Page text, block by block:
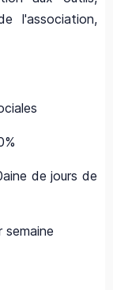
l'association,
de jours de
semaine